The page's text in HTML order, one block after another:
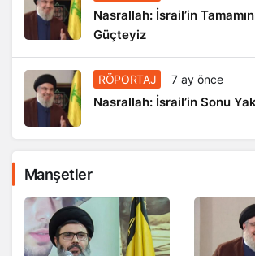
Nasrallah: İsrail’in
Güçteyiz
RÖPORTAJ 7 ay önce
Nasrallah: İsrail’in Sonu
Manşetler